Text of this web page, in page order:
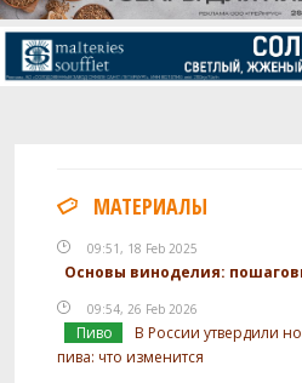
МАТЕРИАЛЫ
09:51, 18 Feb 2025
Основы виноделия:
09:54, 26 Feb 2026
Пиво
В России утвердили
пива: что изменится